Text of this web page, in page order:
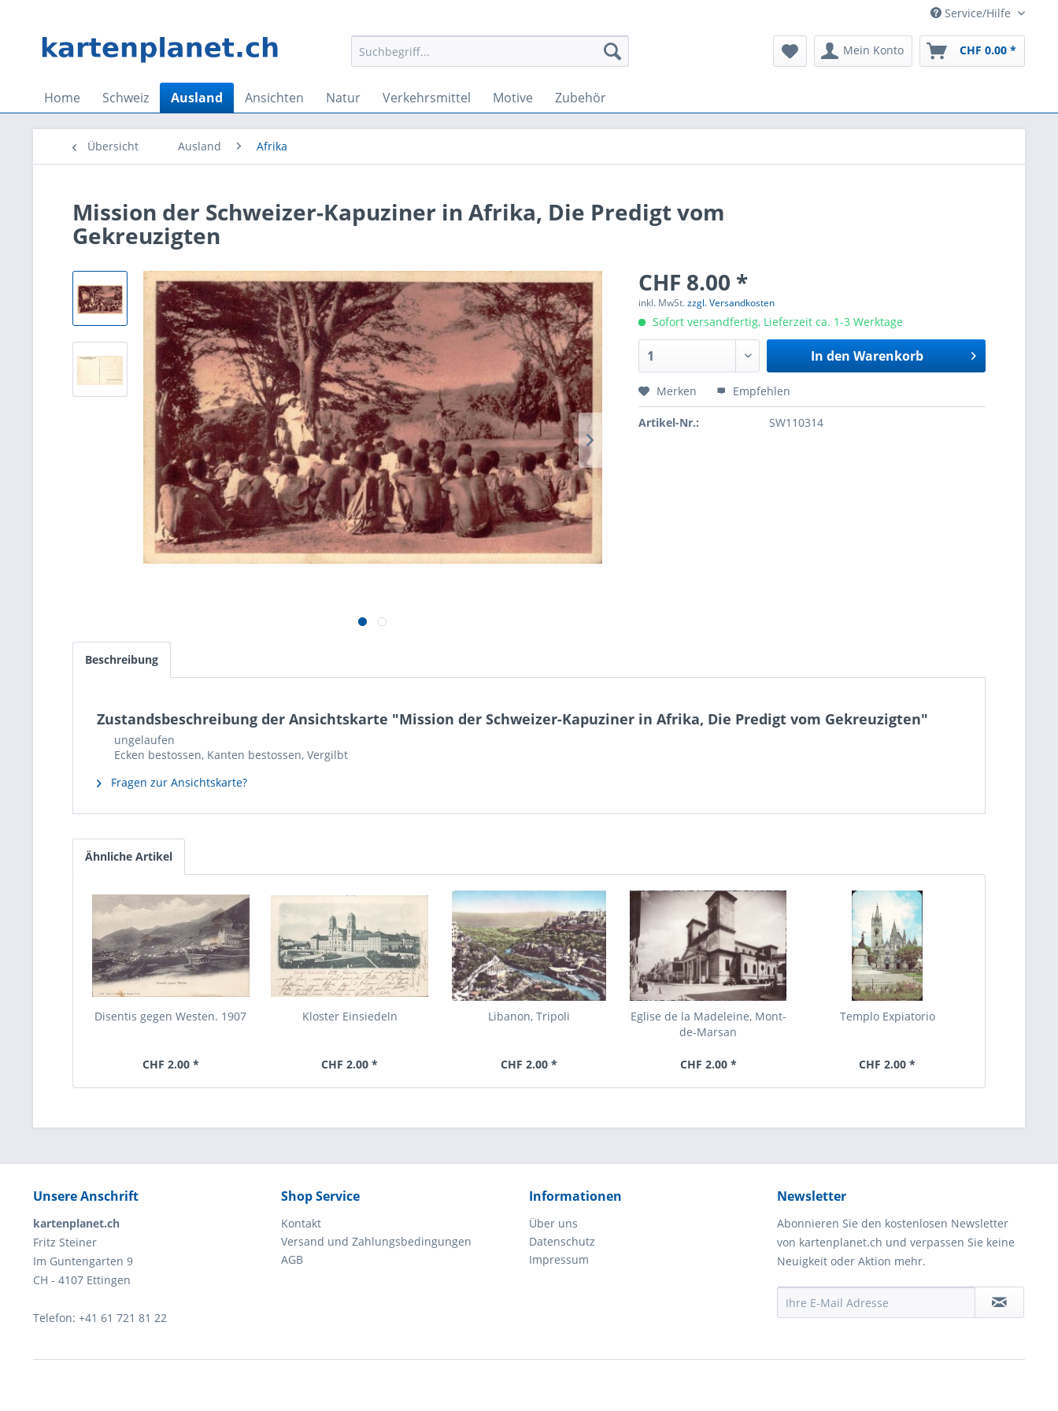
Service/Hilfe
Mein Konto CHF 0.00 *
Home Schweiz Ausland Ansichten Natur Verkehrsmittel Motive Zubehör
Übersicht Ausland Afrika
Mission der Schweizer-Kapuziner in Afrika, Die Predigt vom
Gekreuzigten
CHF 8.00 *
inkl. MwSt.zzgl. Versandkosten
Sofort versandfertig, Lieferzeit ca. 1-3 Werktage
In den Warenkorb
Merken Empfehlen
Artikel-Nr.: SW110314
Beschreibung
Zustandsbeschreibung der Ansichtskarte "Mission der Schweizer-Kapuziner in Afrika, Die Predigt vom Gekreuzigten"
ungelaufen
Ecken bestossen, Kanten bestossen, Vergilbt
Fragen zur Ansichtskarte?
Ähnliche Artikel
Disentis gegen Westen. 1907
CHF 2.00 *
Kloster Einsiedeln
CHF 2.00 *
Libanon, Tripoli
CHF 2.00 *
Eglise de la Madeleine, Mont-
de-Marsan
CHF 2.00 *
Templo Expiatorio
CHF 2.00 *
Unsere Anschrift
kartenplanet.ch
Fritz Steiner
Im Guntengarten 9
CH - 4107 Ettingen
Telefon: +41 61 721 81 22
Shop Service
Kontakt
Versand und Zahlungsbedingungen
AGB
Informationen
Über uns
Datenschutz
Impressum
Newsletter
Abonnieren Sie den kostenlosen Newsletter
von kartenplanet.ch und verpassen Sie keine
Neuigkeit oder Aktion mehr.